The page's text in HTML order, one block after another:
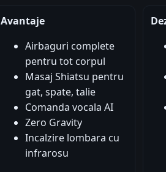
Avantaje
Airbaguri complete
pentru tot corpul
Masaj Shiatsu pentru
gat, spate, talie
Comanda vocala AI
Zero Gravity
Incalzire lombara cu
infrarosu